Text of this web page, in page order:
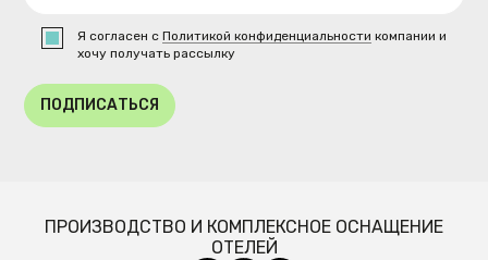
Я согласен сПолитикой конфиденциальности компании и
хочу получать рассылку
ПОДПИСАТЬСЯ
ПРОИЗВОДСТВО И КОМПЛЕКСНОЕ ОСНАЩЕНИЕ
ОТЕЛЕЙ